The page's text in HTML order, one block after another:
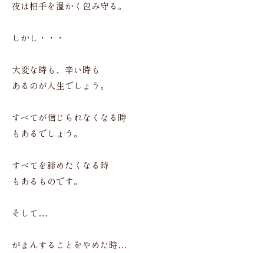
夜は相手を温かく包み守る。
しかし・・・
大変な時も、辛い時も
あるのが人生でしょう。
すべてが信じられなくなる時
もあるでしょう。
すべてを諦めたくなる時
もあるものです。
そして…
がまんすることをやめた時…